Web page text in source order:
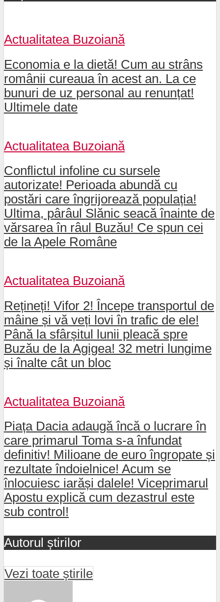
Actualitatea Buzoiană
Economia e la dietă! Cum au strâns
românii cureaua în acest an. La ce
bunuri de uz personal au renunțat!
Ultimele date
Actualitatea Buzoiană
Conflictul infoline cu sursele
autorizate! Perioada abundă cu
postări care îngrijorează populația!
Ultima, pârâul Slănic seacă înainte de
vărsarea în râul Buzău! Ce spun cei
de la Apele Române
Actualitatea Buzoiană
Rețineți! Vifor 2! Începe transportul de
mâine și vă veți lovi în trafic de ele!
Până la sfârșitul lunii pleacă spre
Buzău de la Agigea! 32 metri lungime
și înalte cât un bloc
Actualitatea Buzoiană
Piața Dacia adaugă încă o lucrare în
care primarul Toma s-a înfundat
definitiv! Milioane de euro îngropate și
rezultate îndoielnice! Acum se
înlocuiesc iarăși dalele! Viceprimarul
Apostu explică cum dezastrul este
sub control!
Autorul știrilor
Vezi toate știrile